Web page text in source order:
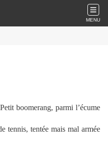
MENU
boomerang, parmi l’écume
tennis, tentée mais mal armée